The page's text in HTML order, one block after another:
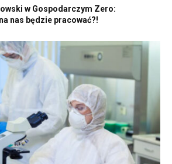
w Gospodarczym Zero:
nas będzie pracować?!